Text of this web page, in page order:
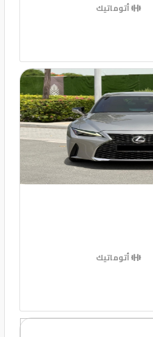
أتوماتيك
أتوماتيك